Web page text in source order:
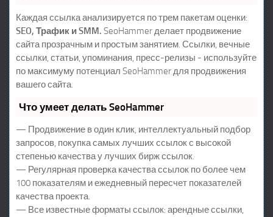
Каждая ссылка анализируется по трем пакетам оценки:
SEO, Трафик и SMM. SeoHammer делает продвижение
сайта прозрачным и простым занятием. Ссылки, вечные
ссылки, статьи, упоминания, пресс-релизы - используйте
по максимуму потенциал SeoHammer для продвижения
вашего сайта.
Что умеет делать SeoHammer
— Продвижение в один клик, интеллектуальный подбор
запросов, покупка самых лучших ссылок с высокой
степенью качества у лучших бирж ссылок.
— Регулярная проверка качества ссылок по более чем
100 показателям и ежедневный пересчет показателей
качества проекта.
— Все известные форматы ссылок: арендные ссылки,